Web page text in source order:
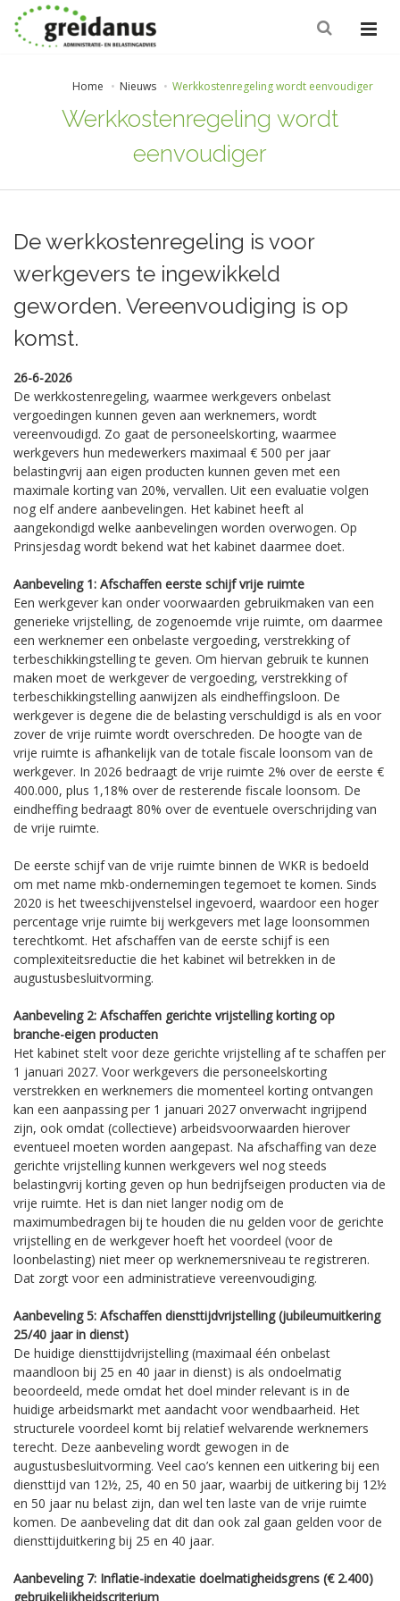
Home Nieuws Werkkostenregeling wordt eenvoudiger
Werkkostenregeling wordt
eenvoudiger
De werkkostenregeling is voor
werkgevers te ingewikkeld
geworden. Vereenvoudiging is op
komst.
26-6-2026
De werkkostenregeling, waarmee werkgevers onbelast
vergoedingen kunnen geven aan werknemers, wordt
vereenvoudigd. Zo gaat de personeelskorting, waarmee
werkgevers hun medewerkers maximaal € 500 per jaar
belastingvrij aan eigen producten kunnen geven met een
maximale korting van 20%, vervallen. Uit een evaluatie volgen
nog elf andere aanbevelingen. Het kabinet heeft al
aangekondigd welke aanbevelingen worden overwogen. Op
Prinsjesdag wordt bekend wat het kabinet daarmee doet.
Aanbeveling 1: Afschaffen eerste schijf vrije ruimte
Een werkgever kan onder voorwaarden gebruikmaken van een
generieke vrijstelling, de zogenoemde vrije ruimte, om daarmee
een werknemer een onbelaste vergoeding, verstrekking of
terbeschikkingstelling te geven. Om hiervan gebruik te kunnen
maken moet de werkgever de vergoeding, verstrekking of
terbeschikkingstelling aanwijzen als eindheffingsloon. De
werkgever is degene die de belasting verschuldigd is als en voor
zover de vrije ruimte wordt overschreden. De hoogte van de
vrije ruimte is afhankelijk van de totale fiscale loonsom van de
werkgever. In 2026 bedraagt de vrije ruimte 2% over de eerste €
400.000, plus 1,18% over de resterende fiscale loonsom. De
eindheffing bedraagt 80% over de eventuele overschrijding van
de vrije ruimte.
De eerste schijf van de vrije ruimte binnen de WKR is bedoeld
om met name mkb-ondernemingen tegemoet te komen. Sinds
2020 is het tweeschijvenstelsel ingevoerd, waardoor een hoger
percentage vrije ruimte bij werkgevers met lage loonsommen
terechtkomt. Het afschaffen van de eerste schijf is een
complexiteitsreductie die het kabinet wil betrekken in de
augustusbesluitvorming.
Aanbeveling 2: Afschaffen gerichte vrijstelling korting op
branche-eigen producten
Het kabinet stelt voor deze gerichte vrijstelling af te schaffen per
1 januari 2027. Voor werkgevers die personeelskorting
verstrekken en werknemers die momenteel korting ontvangen
kan een aanpassing per 1 januari 2027 onverwacht ingrijpend
zijn, ook omdat (collectieve) arbeidsvoorwaarden hierover
eventueel moeten worden aangepast. Na afschaffing van deze
gerichte vrijstelling kunnen werkgevers wel nog steeds
belastingvrij korting geven op hun bedrijfseigen producten via de
vrije ruimte. Het is dan niet langer nodig om de
maximumbedragen bij te houden die nu gelden voor de gerichte
vrijstelling en de werkgever hoeft het voordeel (voor de
loonbelasting) niet meer op werknemersniveau te registreren.
Dat zorgt voor een administratieve vereenvoudiging.
Aanbeveling 5: Afschaffen diensttijdvrijstelling (jubileumuitkering
25/40 jaar in dienst)
De huidige diensttijdvrijstelling (maximaal één onbelast
maandloon bij 25 en 40 jaar in dienst) is als ondoelmatig
beoordeeld, mede omdat het doel minder relevant is in de
huidige arbeidsmarkt met aandacht voor wendbaarheid. Het
structurele voordeel komt bij relatief welvarende werknemers
terecht. Deze aanbeveling wordt gewogen in de
augustusbesluitvorming. Veel cao’s kennen een uitkering bij een
diensttijd van 12½, 25, 40 en 50 jaar, waarbij de uitkering bij 12½
en 50 jaar nu belast zijn, dan wel ten laste van de vrije ruimte
komen. De aanbeveling dat dit dan ook zal gaan gelden voor de
diensttijduitkering bij 25 en 40 jaar.
Aanbeveling 7: Inflatie-indexatie doelmatigheidsgrens (€ 2.400)
gebruikelijkheidscriterium